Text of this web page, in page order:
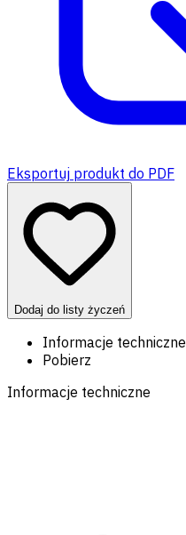
Eksportuj produkt do PDF
Dodaj do listy życzeń
Informacje techniczne
Pobierz
Informacje techniczne